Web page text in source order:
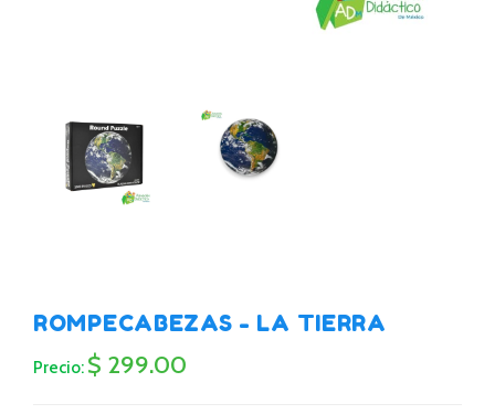
ROMPECABEZAS - LA TIERRA
Precio: $ 299.00